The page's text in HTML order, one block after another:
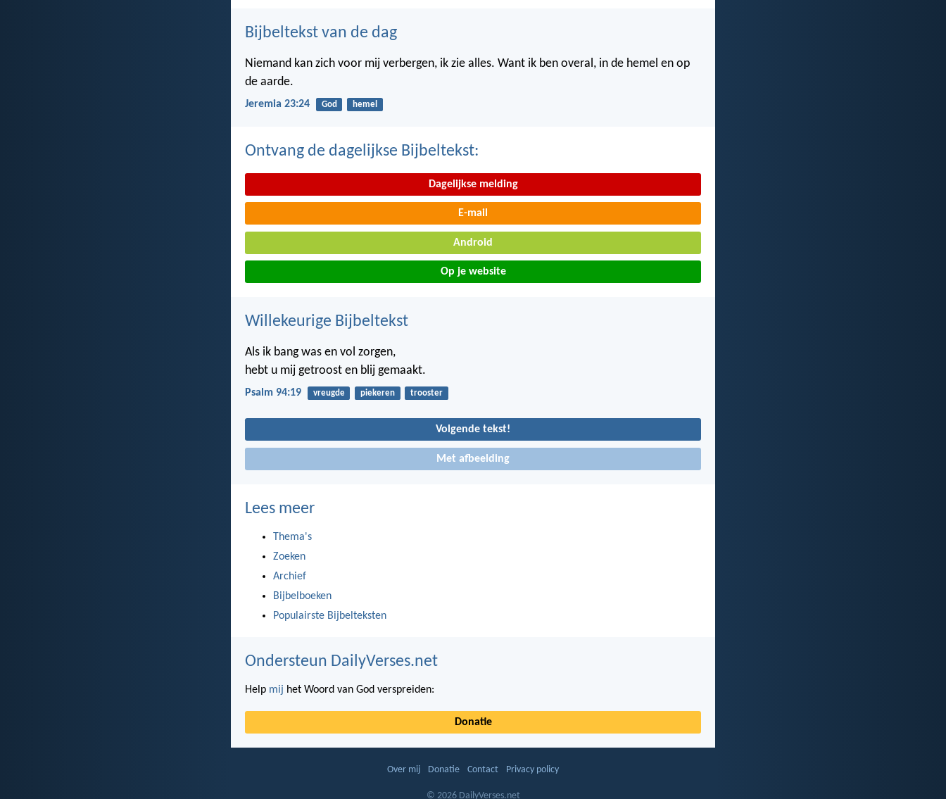
Bijbeltekst van de dag
Niemand kan zich voor mij verbergen, ik zie alles. Want ik ben overal, in de hemel en op
de aarde.
Jeremia 23:24 God hemel
Ontvang de dagelijkse Bijbeltekst:
Dagelijkse melding
E-mail
Android
Op je website
Willekeurige Bijbeltekst
Als ik bang was en vol zorgen,
hebt u mij getroost en blij gemaakt.
Psalm 94:19 vreugde piekeren trooster
Volgende tekst!
Met afbeelding
Lees meer
Thema's
Zoeken
Archief
Bijbelboeken
Populairste Bijbelteksten
Ondersteun DailyVerses.net
Help mij het Woord van God verspreiden:
Donatie
Over mij Donatie Contact Privacy policy
© 2026 DailyVerses.net